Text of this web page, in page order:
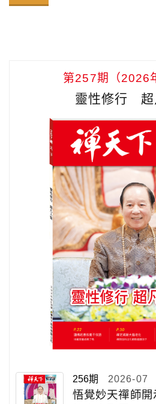
第257期（2026
靈性修行 超
256期 2026-07
悟覺妙天禪師